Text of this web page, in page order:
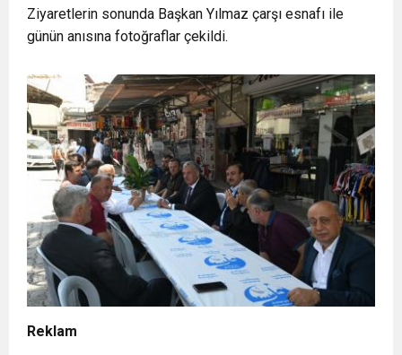
Ziyaretlerin sonunda Başkan Yılmaz çarşı esnafı ile
günün anısına fotoğraflar çekildi.
Reklam